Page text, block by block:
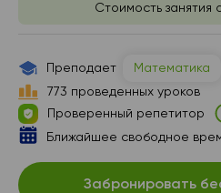
Стоимость занятия
Преподает
Математика
773 проведенных уроков
Проверенный репетитор
Ближайшее свободное
Забронировать